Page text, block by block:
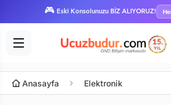
🎮 Eski Konsolunuzu BİZ ALIYORUZ!
Anasayfa Elektronik